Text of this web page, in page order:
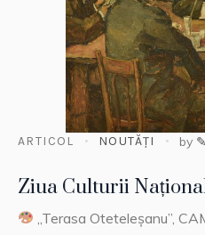
ARTICOL NOUTĂȚI by ✎
Ziua Culturii
,,Terasa Oteteleșanu”,